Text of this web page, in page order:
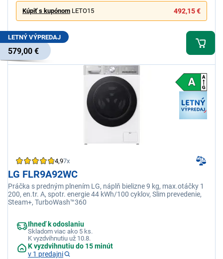
Kúpiť s kupónom LETO15 492,15 €
LETNÝ VÝPREDAJ
579,00 €
4,97x
LG FLR9A92WC
Práčka s predným plnením LG, náplň bielizne 9 kg, max.otáčky 1
200, en.tr. A, spotr. energie 44 kWh/100 cyklov, Slim prevedenie,
Steam+, TurboWash™360
Ihneď k odoslaniu
Skladom viac ako 5 ks.
K vyzdvihnutiu už 10.8.
K vyzdvihnutiu do 15 minút
v 1 predajni